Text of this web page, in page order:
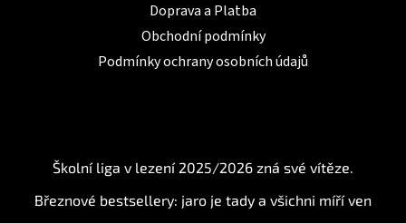
Doprava a Platba
Obchodní podmínky
Podmínky ochrany osobních údajů
Školní liga v lezení 2025/2026 zná své vítěze.
Březnové bestsellery: jaro je tady a všichni míří ven